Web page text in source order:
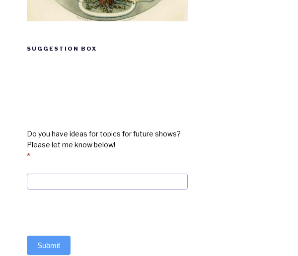
SUGGESTION BOX
Do you have ideas for topics for future shows?
Please let me know below!
*
Submit